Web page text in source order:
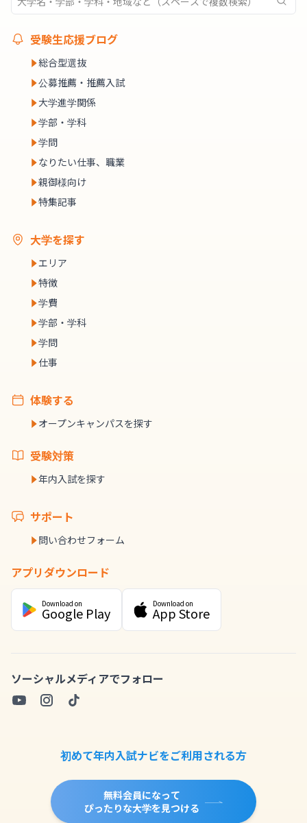
受験生応援ブログ
総合型選抜
公募推薦・推薦入試
大学進学関係
学部・学科
学問
なりたい仕事、職業
親御様向け
特集記事
大学を探す
エリア
特徴
学費
学部・学科
学問
仕事
体験する
オープンキャンパスを探す
受験対策
年内入試を探す
サポート
問い合わせフォーム
アプリダウンロード
Download on
Google Play
Download on
App Store
ソーシャルメディアでフォロー
初めて年内入試ナビをご利用される方
無料会員になって
ぴったりな大学を見つける